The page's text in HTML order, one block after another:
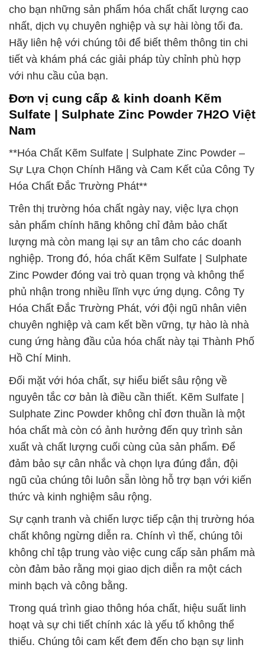
cho bạn những sản phẩm hóa chất chất lượng cao
nhất, dịch vụ chuyên nghiệp và sự hài lòng tối đa.
Hãy liên hệ với chúng tôi để biết thêm thông tin chi
tiết và khám phá các giải pháp tùy chỉnh phù hợp
với nhu cầu của bạn.
Đơn vị cung cấp & kinh doanh Kẽm
Sulfate | Sulphate Zinc Powder 7H2O Việt
Nam
**Hóa Chất Kẽm Sulfate | Sulphate Zinc Powder –
Sự Lựa Chọn Chính Hãng và Cam Kết của Công Ty
Hóa Chất Đắc Trường Phát**
Trên thị trường hóa chất ngày nay, việc lựa chọn
sản phẩm chính hãng không chỉ đảm bảo chất
lượng mà còn mang lại sự an tâm cho các doanh
nghiệp. Trong đó, hóa chất Kẽm Sulfate | Sulphate
Zinc Powder đóng vai trò quan trọng và không thể
phủ nhận trong nhiều lĩnh vực ứng dụng. Công Ty
Hóa Chất Đắc Trường Phát, với đội ngũ nhân viên
chuyên nghiệp và cam kết bền vững, tự hào là nhà
cung ứng hàng đầu của hóa chất này tại Thành Phố
Hồ Chí Minh.
Đối mặt với hóa chất, sự hiểu biết sâu rộng về
nguyên tắc cơ bản là điều cần thiết. Kẽm Sulfate |
Sulphate Zinc Powder không chỉ đơn thuần là một
hóa chất mà còn có ảnh hưởng đến quy trình sản
xuất và chất lượng cuối cùng của sản phẩm. Để
đảm bảo sự cân nhắc và chọn lựa đúng đắn, đội
ngũ của chúng tôi luôn sẵn lòng hỗ trợ bạn với kiến
thức và kinh nghiệm sâu rộng.
Sự cạnh tranh và chiến lược tiếp cận thị trường hóa
chất không ngừng diễn ra. Chính vì thế, chúng tôi
không chỉ tập trung vào việc cung cấp sản phẩm mà
còn đảm bảo rằng mọi giao dịch diễn ra một cách
minh bạch và công bằng.
Trong quá trình giao thông hóa chất, hiệu suất linh
hoạt và sự chi tiết chính xác là yếu tố không thể
thiếu. Chúng tôi cam kết đem đến cho bạn sự linh